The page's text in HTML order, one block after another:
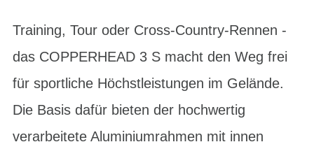
Training, Tour oder Cross-Country-Rennen -
das COPPERHEAD 3 S macht den Weg frei
für sportliche Höchstleistungen im Gelände.
Die Basis dafür bieten der hochwertig
verarbeitete Aluminiumrahmen mit innen